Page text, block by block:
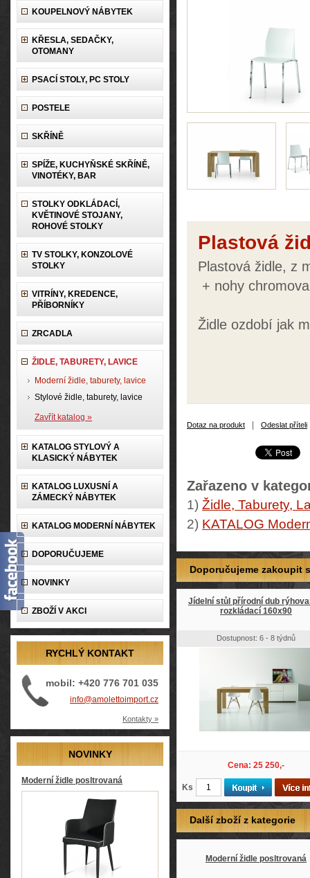
KOUPELNOVÝ NÁBYTEK
KŘESLA, SEDAČKY,
OTOMANY
PSACÍ STOLY, PC STOLY
POSTELE
SKŘÍNĚ
SPÍŽE, KUCHYŇSKÉ SKŘÍNĚ,
VINOTÉKY, BAR
STOLKY ODKLÁDACÍ,
KVĚTINOVÉ STOJANY,
ROHOVÉ STOLKY
TV STOLKY, KONZOLOVÉ
STOLKY
VITRÍNY, KREDENCE,
PŘÍBORNÍKY
ZRCADLA
ŽIDLE, TABURETY, LAVICE
Moderní židle, taburety, lavice
Stylové židle, taburety, lavice
Zavřít katalog »
KATALOG STYLOVÝ A
KLASICKÝ NÁBYTEK
KATALOG LUXUSNÍ A
ZÁMECKÝ NÁBYTEK
KATALOG MODERNÍ NÁBYTEK
DOPORUČUJEME
NOVINKY
ZBOŽÍ V AKCI
RYCHLÝ KONTAKT
mobil: +420 776 701 035
info@amolettoimport.cz
Kontakty »
NOVINKY
Moderní židle posltrovaná
Plastová
Plastová židle, z
+ nohy
Židle ozdobí jak
Dotaz na produkt Odeslat příteli
Zařazeno v
1) Židle, Taburety,
2) KATALOG
Doporučujeme zakoupit
Jídelní stůl přírodní dub
rozkládací 160x90
Dostupnost: 6 - 8 týdnů
Cena: 25 250,-
Ks
Další zboží z kategorie
Moderní židle posltrovaná